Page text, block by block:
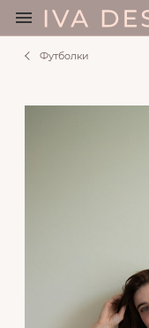
+7 495 401
Футболки